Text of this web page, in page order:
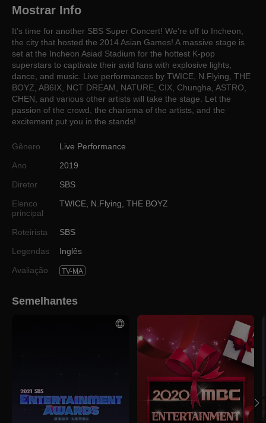
Mostrar Info
It’s time for another SBS Super Concert! We’re off to Incheon,
the city that hosted the 2014 Asian Games! A massive stage is
set at the Incheon Asiad Stadium for the hottest K-pop
superstars to captivate their avid fans with explosive lights,
dance, and music. Live performances by TWICE, N.Flying, THE
BOYZ, AB6IX, NCT DREAM, NATURE, CIX, Chungha, ASTRO,
CHEN, and various other artists will take the stage. Let the
passion of the crowd, the charisma of the artists, and the
excitement put you in the stands!
Gênero
Live Performance
Ano
2019
Diretor
SBS
Elenco
principal
TWICE N.Flying THE BOYZ
Roteirista
SBS
Legendas
Inglês
Avaliação
TV-MA
Semelhantes